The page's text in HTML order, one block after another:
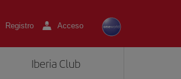
Registro Acceso
Iberia Club